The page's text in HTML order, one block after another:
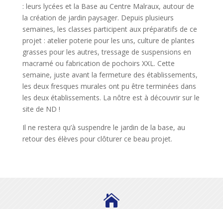
: leurs lycées et la Base au Centre Malraux, autour de
la création de jardin paysager. Depuis plusieurs
semaines, les classes participent aux préparatifs de ce
projet : atelier poterie pour les uns, culture de plantes
grasses pour les autres, tressage de suspensions en
macramé ou fabrication de pochoirs XXL. Cette
semaine, juste avant la fermeture des établissements,
les deux fresques murales ont pu être terminées dans
les deux établissements. La nôtre est à découvrir sur le
site de ND !
Il ne restera qu’à suspendre le jardin de la base, au
retour des élèves pour clôturer ce beau projet.
